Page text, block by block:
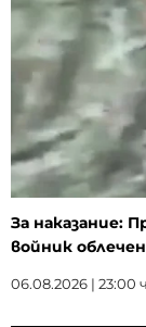
За наказание:
войник
06.08.2026 | 23:00